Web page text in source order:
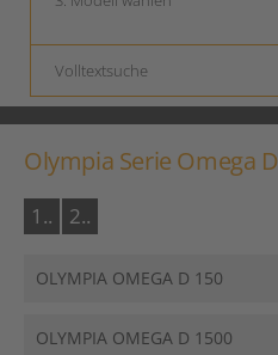
Olympia Serie Omega D
1.. 2..
OLYMPIA OMEGA D 150
OLYMPIA OMEGA D 1500